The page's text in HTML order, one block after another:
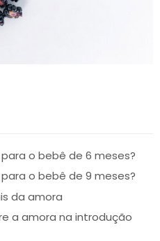
o bebê de 6 meses?
o bebê de 9 meses?
da amora
a amora na introdução